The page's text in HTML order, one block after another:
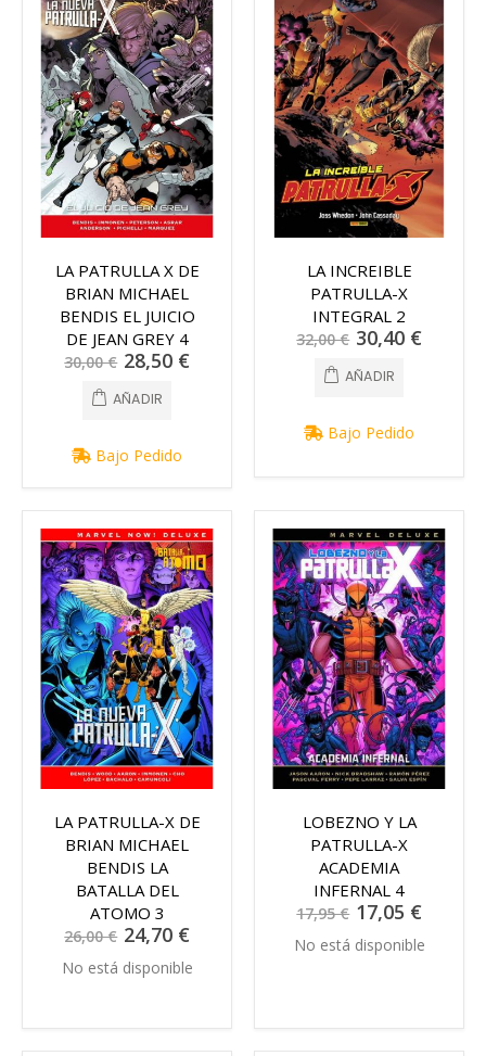
LA PATRULLA X DE
BRIAN MICHAEL
BENDIS EL JUICIO
DE JEAN GREY 4
30,00 € Precio
especial
28,50 €
AÑADIR
Bajo Pedido
LA INCREIBLE
PATRULLA-X
INTEGRAL 2
32,00 € Precio
especial
30,40 €
AÑADIR
Bajo Pedido
LA PATRULLA-X DE
BRIAN MICHAEL
BENDIS LA
BATALLA DEL
ATOMO 3
26,00 € Precio
especial
24,70 €
No está disponible
LOBEZNO Y LA
PATRULLA-X
ACADEMIA
INFERNAL 4
17,95 € Precio
especial
17,05 €
No está disponible